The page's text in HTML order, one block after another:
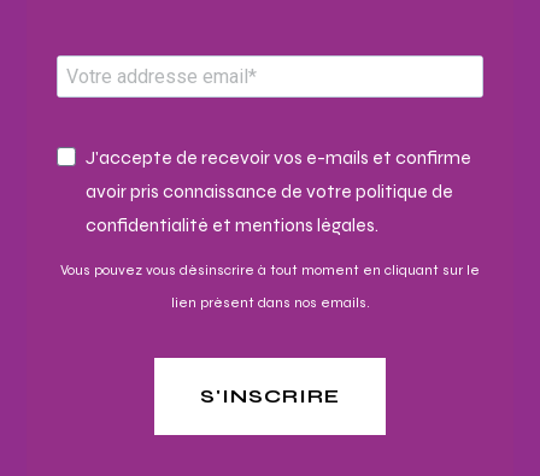
J'accepte de recevoir vos e-mails et confirme
avoir pris connaissance de votre politique de
confidentialité et mentions légales.
Vous pouvez vous désinscrire à tout moment en cliquant sur le
lien présent dans nos emails.
S'INSCRIRE